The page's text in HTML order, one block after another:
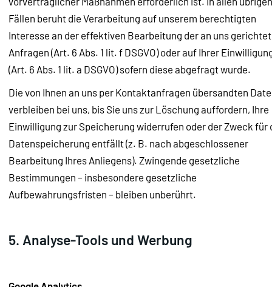
Fällen beruht die Verarbeitung auf unserem berechtigten
Interesse an der effektiven Bearbeitung der an uns
Anfragen (Art. 6 Abs. 1 lit. f DSGVO) oder auf Ihrer
(Art. 6 Abs. 1 lit. a DSGVO) sofern diese abgefragt wurde.
Die von Ihnen an uns per Kontaktanfragen übersandten
verbleiben bei uns, bis Sie uns zur Löschung auffordern, Ihre
Einwilligung zur Speicherung widerrufen oder der Zweck für
Datenspeicherung entfällt (z. B. nach abgeschlossener
Bearbeitung Ihres Anliegens). Zwingende gesetzliche
Bestimmungen – insbesondere gesetzliche
Aufbewahrungsfristen – bleiben unberührt.
5. Analyse-Tools und Werbung